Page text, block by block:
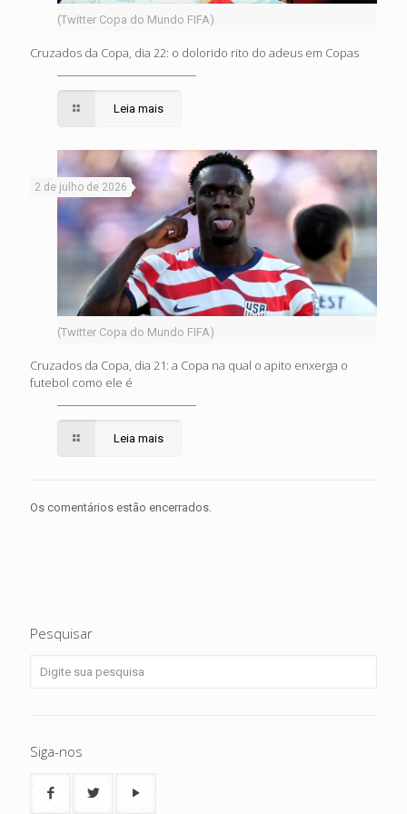
(Twitter Copa do Mundo FIFA)
Cruzados da Copa, dia 22: o dolorido rito do adeus em Copas
Leia mais
(Twitter Copa do Mundo FIFA)
2 de julho de 2026
Cruzados da Copa, dia 21: a Copa na qual o apito enxerga o
futebol como ele é
Leia mais
Os comentários estão encerrados.
Pesquisar
Siga-nos